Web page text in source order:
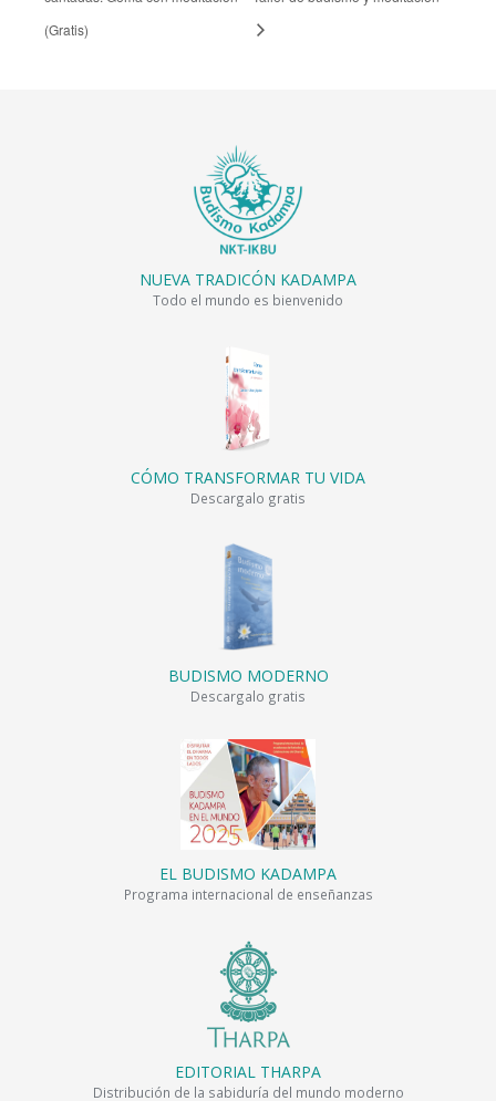
(Gratis)
NUEVA TRADICÓN KADAMPA
Todo el mundo es bienvenido
CÓMO TRANSFORMAR TU VIDA
Descargalo gratis
BUDISMO MODERNO
Descargalo gratis
EL BUDISMO KADAMPA
Programa internacional de enseñanzas
EDITORIAL THARPA
Distribución de la sabiduría del mundo moderno